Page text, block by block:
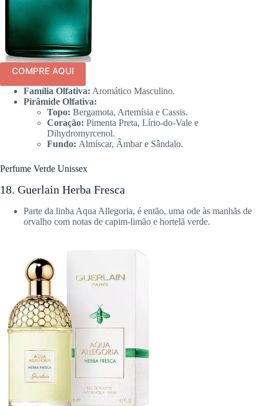
COMPRE AQUI
Família Olfativa: Aromático Masculino.
Pirâmide Olfativa:
Topo: Bergamota, Artemísia e Cassis.
Coração: Pimenta Preta, Lírio-do-Vale e
Dihydromyrcenol.
Fundo: Almíscar, Âmbar e Sândalo.
Perfume Verde Unissex
18. Guerlain Herba Fresca
Parte da linha Aqua Allegoria, é então, uma ode às manhãs de
orvalho com notas de capim-limão e hortelã verde.